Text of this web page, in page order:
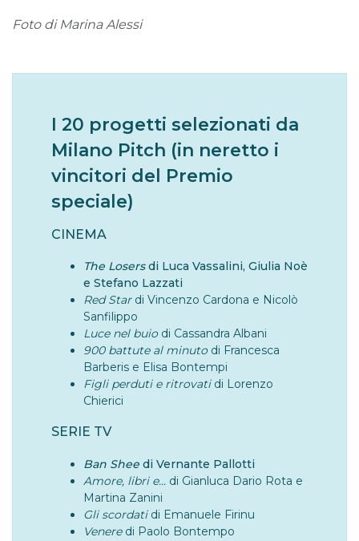
Foto di Marina Alessi
I 20 progetti selezionati da
Milano Pitch (in neretto i
vincitori del Premio
speciale)
CINEMA
The Losersdi Luca Vassalini, Giulia Noè
e Stefano Lazzati
Red Stardi Vincenzo Cardona e Nicolò
Sanfilippo
Luce nel buiodi Cassandra Albani
900 battute al minutodi Francesca
Barberis e Elisa Bontempi
Figli perduti e ritrovatidi Lorenzo
Chierici
SERIE TV
Ban Shee di Vernante Pallotti
Amore, libri e... di Gianluca Dario Rota e
Martina Zanini
Gli scordatidi Emanuele Firinu
Veneredi Paolo Bontempo